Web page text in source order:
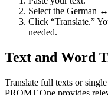
Select the German
Click “Translate.”
needed.
Text and Word
Translate full texts or